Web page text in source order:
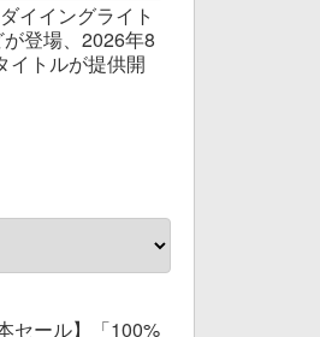
イイングライト
登場、2026年8
イトルが提供開
セール】「100%